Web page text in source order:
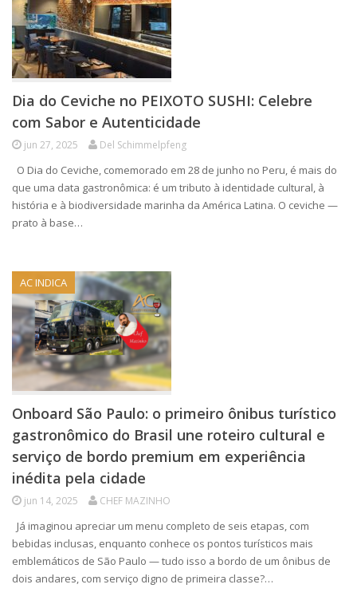
Dia do Ceviche no PEIXOTO SUSHI: Celebre
com Sabor e Autenticidade
jun 27, 2025 Del Schimmelpfeng
O Dia do Ceviche, comemorado em 28 de junho no Peru, é mais do
que uma data gastronômica: é um tributo à identidade cultural, à
história e à biodiversidade marinha da América Latina. O ceviche —
prato à base…
AC INDICA
Onboard São Paulo: o primeiro ônibus turístico
gastronômico do Brasil une roteiro cultural e
serviço de bordo premium em experiência
inédita pela cidade
jun 14, 2025 CHEF MAZINHO
Já imaginou apreciar um menu completo de seis etapas, com
bebidas inclusas, enquanto conhece os pontos turísticos mais
emblemáticos de São Paulo — tudo isso a bordo de um ônibus de
dois andares, com serviço digno de primeira classe?…